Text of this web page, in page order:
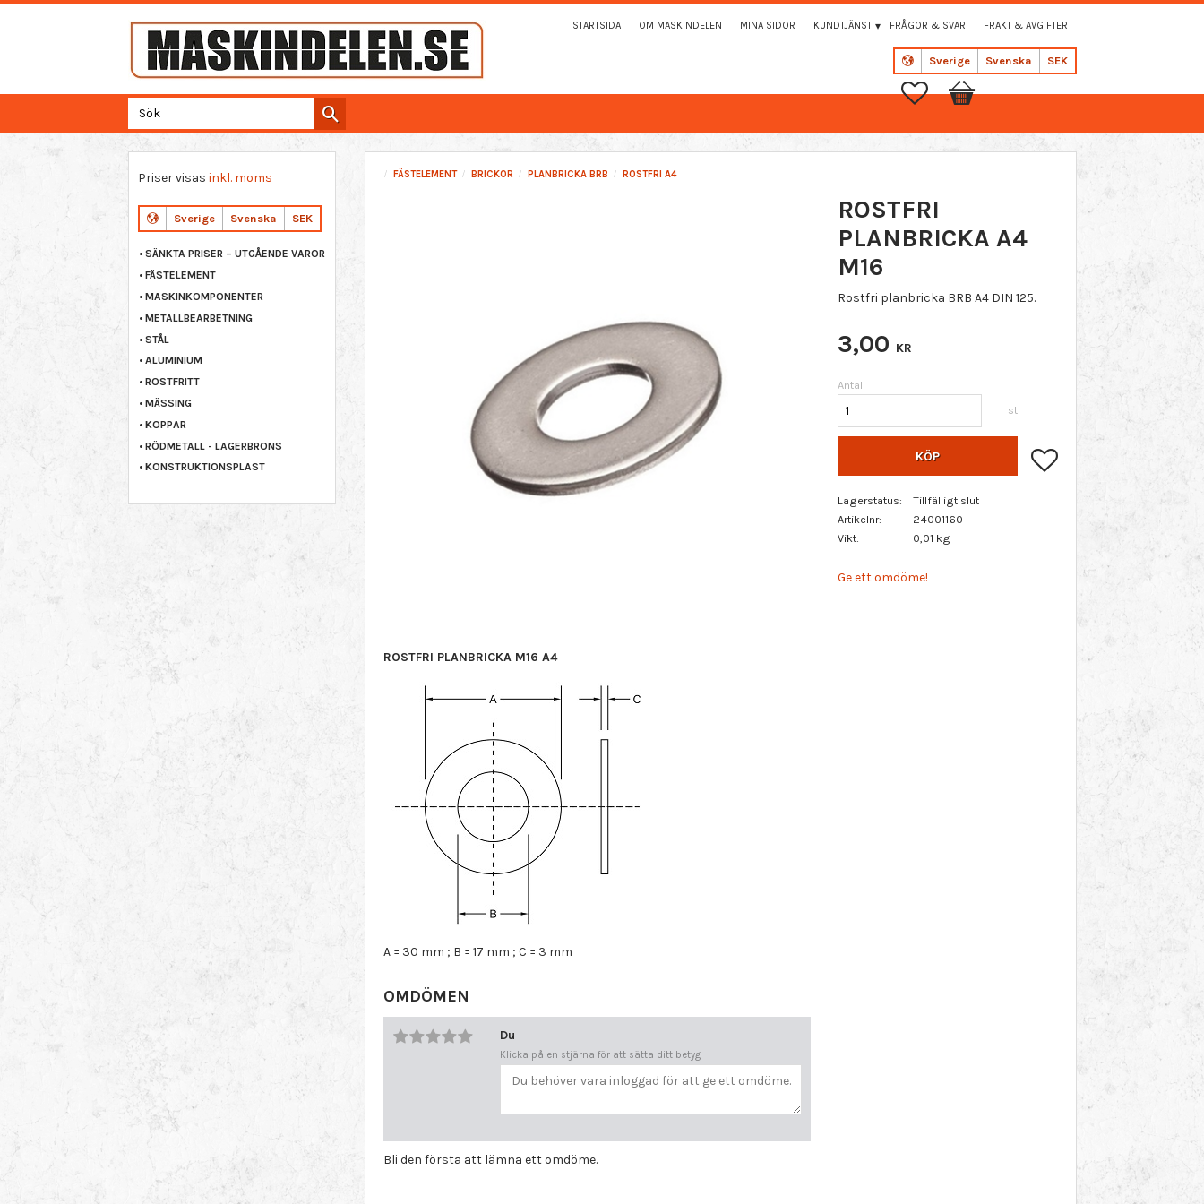
Sverige Svenska SEK
STARTSIDA OM MASKINDELEN MINA SIDOR KUNDTJÄNST FRÅGOR & SVAR FRAKT & AVGIFTER
Favoriter
Kundvagn
FÄSTELEMENT BRICKOR PLANBRICKA BRB ROSTFRI A4
ROSTFRI
PLANBRICKA A4
M16
Rostfri planbricka BRB A4 DIN 125.
3,00 KR
Antal
st
KÖP Lägg till i favoriter
Lagerstatus
Tillfälligt slut
Artikelnr
24001160
Vikt
0,01 kg
Ge ett omdöme!
ROSTFRI PLANBRICKA M16 A4
A = 30 mm ; B = 17 mm ; C = 3 mm
OMDÖMEN
Du
Klicka på en stjärna för att sätta ditt betyg
Bli den första att lämna ett omdöme.
Priser visas inkl. moms
Sverige Svenska SEK
SÄNKTA PRISER – UTGÅENDE VAROR
FÄSTELEMENT
MASKINKOMPONENTER
METALLBEARBETNING
STÅL
ALUMINIUM
ROSTFRITT
MÄSSING
KOPPAR
RÖDMETALL - LAGERBRONS
KONSTRUKTIONSPLAST